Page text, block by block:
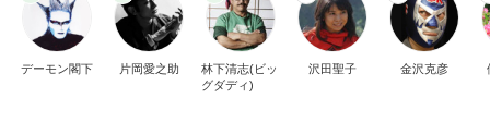
デーモン閣下 片岡愛之助
林下清志(ビッ
グダディ)
沢田聖子 金沢克彦